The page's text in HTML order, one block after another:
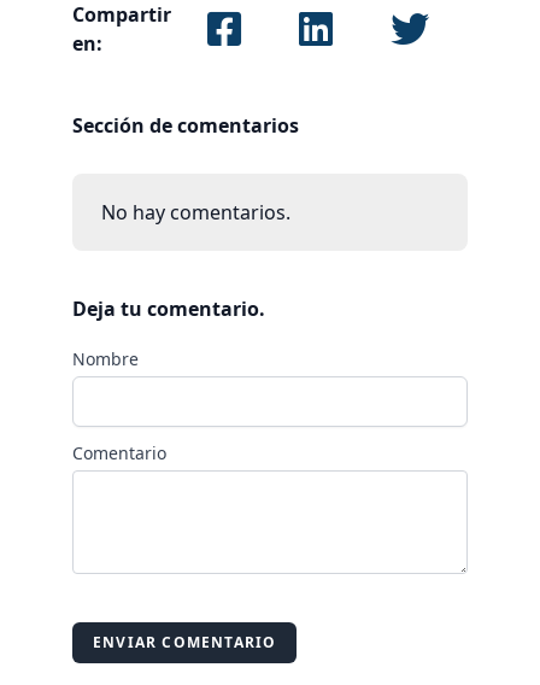
Compartir
en:
Sección de comentarios
No hay comentarios.
Deja tu comentario.
Nombre
Comentario
ENVIAR COMENTARIO